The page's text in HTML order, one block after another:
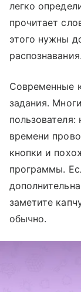
легко
прочитает
этого нужны
распознавания.
Современные
задания.
времени
кнопки и
программы.
заметите
обычно.